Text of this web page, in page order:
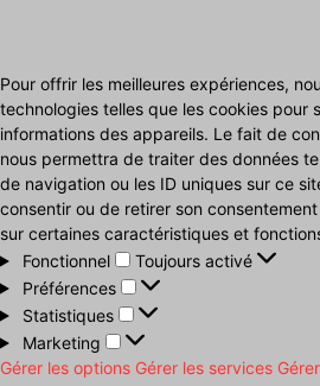
Pour offrir les meilleures expériences,
technologies telles que les cookies pour
informations des appareils. Le fait de
nous permettra de traiter des données
de navigation ou les ID uniques sur ce
consentir ou de retirer son
sur certaines caractéristiques et
Fonctionnel
Fonctionnel
Toujours activé
Préférences
Préférences
Statistiques
Statistiques
Marketing
Marketing
Gérer les options Gérer les services